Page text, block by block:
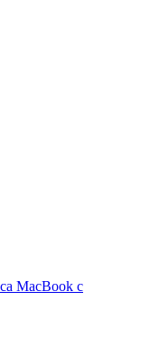
MacBook с